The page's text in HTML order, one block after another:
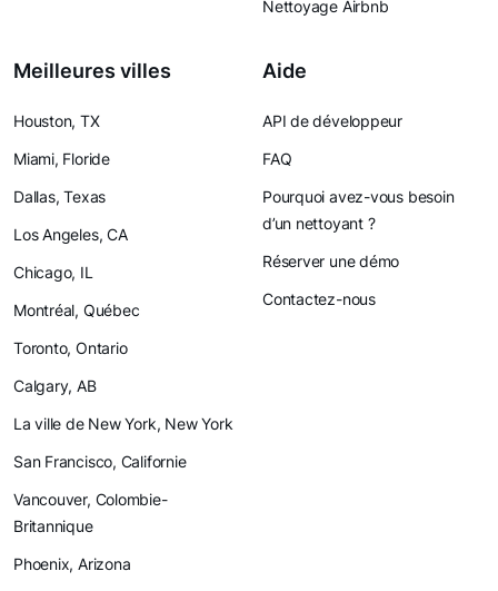
Nettoyage Airbnb
Meilleures villes
Houston, TX
Miami, Floride
Dallas, Texas
Los Angeles, CA
Chicago, IL
Montréal, Québec
Toronto, Ontario
Calgary, AB
La ville de New York, New York
San Francisco, Californie
Vancouver, Colombie-
Britannique
Phoenix, Arizona
Aide
API de développeur
FAQ
Pourquoi avez-vous besoin
d’un nettoyant ?
Réserver une démo
Contactez-nous